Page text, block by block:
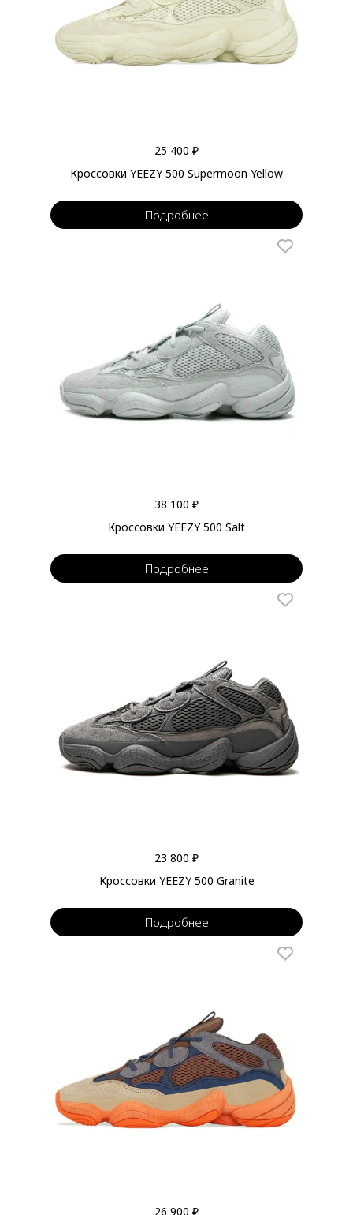
25 400 ₽
Кроссовки YEEZY 500 Supermoon Yellow
Подробнее
38 100 ₽
Кроссовки YEEZY 500 Salt
Подробнее
23 800 ₽
Кроссовки YEEZY 500 Granite
Подробнее
26 900 ₽